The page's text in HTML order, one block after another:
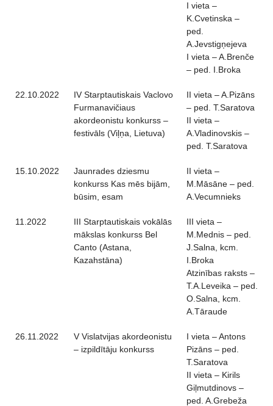
I vieta –
K.Cvetinska –
ped.
A.Jevstigņejeva
I vieta – A.Brenče
– ped. I.Broka
22.10.2022
IV Starptautiskais Vaclovo
Furmanavičiaus
akordeonistu konkurss –
festivāls (Viļņa, Lietuva)
II vieta – A.Pizāns
– ped. T.Saratova
II vieta –
A.Vladinovskis –
ped. T.Saratova
15.10.2022
Jaunrades dziesmu
konkurss Kas mēs bijām,
būsim, esam
II vieta –
M.Māsāne – ped.
A.Vecumnieks
11.2022
III Starptautiskais vokālās
mākslas konkurss Bel
Canto (Astana,
Kazahstāna)
III vieta –
M.Mednis – ped.
J.Salna, kcm.
I.Broka
Atzinības raksts –
T.A.Leveika – ped.
O.Salna, kcm.
A.Tāraude
26.11.2022
V Vislatvijas akordeonistu
– izpildītāju konkurss
I vieta – Antons
Pizāns – ped.
T.Saratova
II vieta – Kirils
Giļmutdinovs –
ped. A.Grebeža